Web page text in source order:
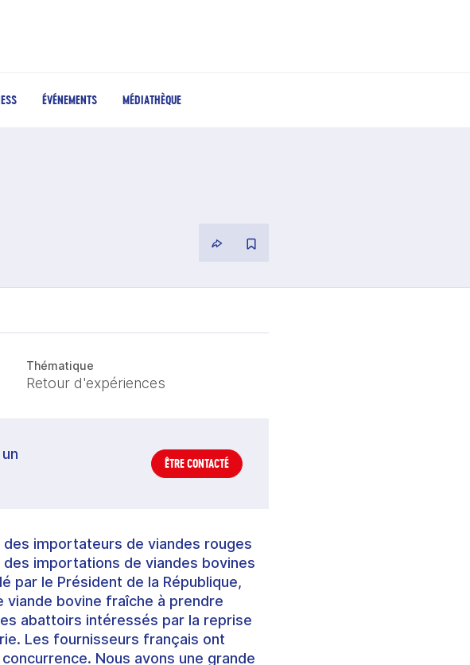
ÉVÉNEMENTS MÉDIATHÈQUE
Thématique
Retour d'expériences
ÊTRE CONTACTÉ
importateurs de viandes rouges
importations de viandes bovines
par le Président de la République,
bovine fraîche à prendre
abattoirs intéressés par la reprise
Les fournisseurs français ont
Nous avons une grande